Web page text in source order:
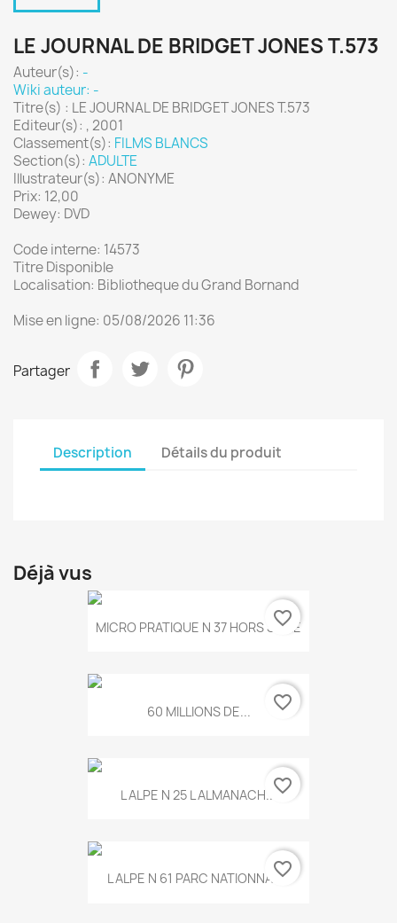
LE JOURNAL DE BRIDGET JONES T.573
Auteur(s): -
Wiki auteur: -
Titre(s) : LE JOURNAL DE BRIDGET JONES T.573
Editeur(s): , 2001
Classement(s): FILMS BLANCS
Section(s): ADULTE
Illustrateur(s): ANONYME
Prix: 12,00
Dewey: DVD
Code interne: 14573
Titre Disponible
Localisation: Bibliotheque du Grand Bornand
Mise en ligne: 05/08/2026 11:36
Partager
Description Détails du produit
Déjà vus
MICRO PRATIQUE N 37 HORS SERIE
favorite_border
60 MILLIONS DE... favorite_border
L ALPE N 25 L ALMANACH...favorite_border
L ALPE N 61 PARC NATIONNAL...
favorite_border